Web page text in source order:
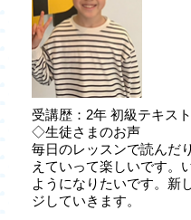
受講歴：2年 初級テキス
◇生徒さまのお声
毎日のレッスンで読んだ
えていって楽しいです。
ようになりたいです。新
ジしていきます。